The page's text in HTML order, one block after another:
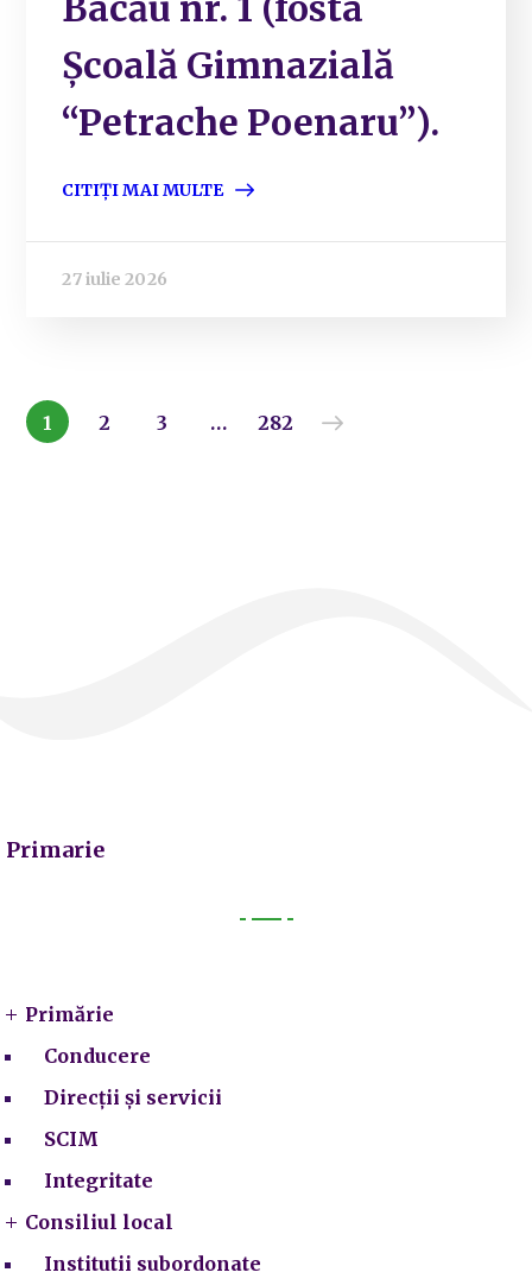
Școală Gimnazială
“Petrache Poenaru”).
CITIȚI MAI MULTE
27 iulie 2026
1 2 3 … 282
Primarie
Primărie
Conducere
Direcții și servicii
SCIM
Integritate
Consiliul local
Institutii subordonate